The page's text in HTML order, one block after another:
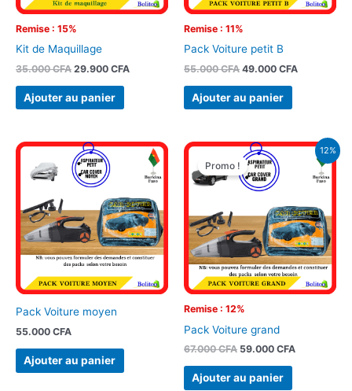
Remise : 15%
Kit de Maquillage
35.000CFA 29.900 CFA
Ajouter au panier
Remise : 11%
Pack Voiture petit B
55.000CFA 49.000 CFA
Ajouter au panier
Pack Voiture moyen
55.000 CFA
Ajouter au panier
12%
Remise : 12%
Promo !
Pack Voiture grand
67.000CFA
Le
prix
initial
était :
59.000 CFA
Le
actuel
Ajouter au panier